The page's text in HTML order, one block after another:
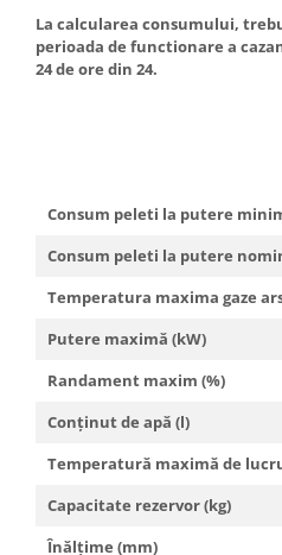
Teava Compresiune
Fitinguri Compresiune
HIDRANTI SI ACCESORII
APOMETRE/ CAMIN APOMETRE
ROBINETI
CUPRU
Curba Cupru
Teu Cupru
Capac Cupru
Ocolire Cupru
La calcularea consumului,
perioada de functionare a
24 de ore din 24.
Consum peleti la putere
Consum peleti la putere
Temperatura maxima gaze
Putere maximă (kW)
Randament maxim (%)
Conţinut de apă (l)
Temperatură maximă de lucru
Capacitate rezervor (kg)
Înălţime (mm)